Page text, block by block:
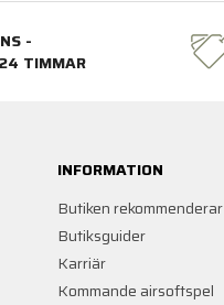
-
TIMMAR
INFORMATION
Butiken rekommenderar
Butiksguider
Karriär
Kommande airsoftspel